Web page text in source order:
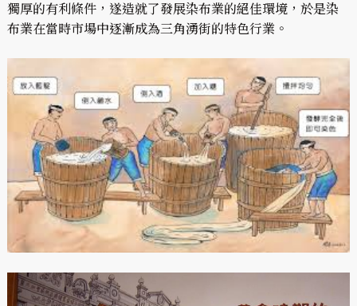
獨厚的有利條件，遂造就了發展染布業的絕佳環境，於是染
布業在當時市場中逐漸成為三角湧街的特色行業。